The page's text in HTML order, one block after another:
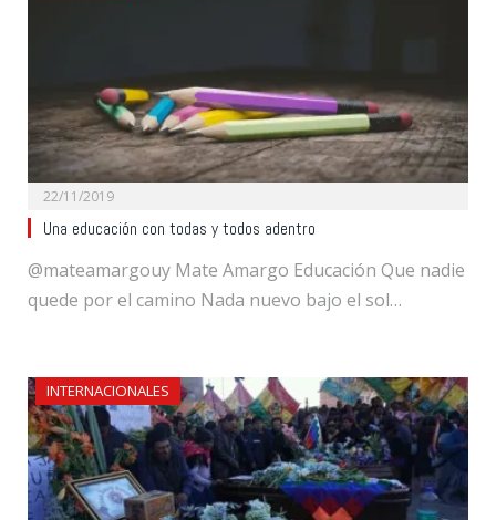
22/11/2019
Una educación con todas y todos adentro
@mateamargouy Mate Amargo Educación Que nadie
quede por el camino Nada nuevo bajo el sol…
INTERNACIONALES